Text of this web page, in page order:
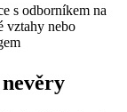
s odborníkem na
vztahy nebo